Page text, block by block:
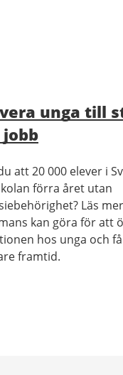
unga till
att 20 000 elever i
förra året utan
Läs
kan göra för att
hos unga och
framtid.